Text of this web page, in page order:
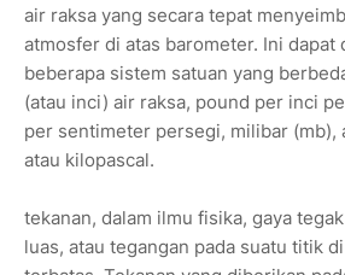
air raksa yang secara tepat
atmosfer di atas barometer. Ini dapat
beberapa sistem satuan yang
(atau inci) air raksa, pound per inci
per sentimeter persegi, milibar (mb),
atau kilopascal.
tekanan, dalam ilmu fisika, gaya
luas, atau tegangan pada suatu titik